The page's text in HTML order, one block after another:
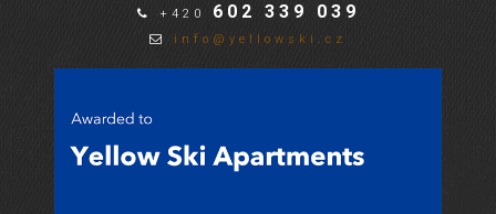
+420 602 339 039
info@yellowski.cz